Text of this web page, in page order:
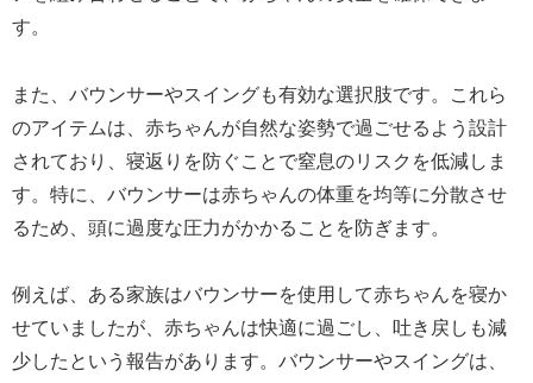
す。
また、バウンサーやスイングも有効な選択肢です。これら
のアイテムは、赤ちゃんが自然な姿勢で過ごせるよう設計
されており、寝返りを防ぐことで窒息のリスクを低減しま
す。特に、バウンサーは赤ちゃんの体重を均等に分散させ
るため、頭に過度な圧力がかかることを防ぎます。
例えば、ある家族はバウンサーを使用して赤ちゃんを寝か
せていましたが、赤ちゃんは快適に過ごし、吐き戻しも減
少したという報告があります。バウンサーやスイングは、